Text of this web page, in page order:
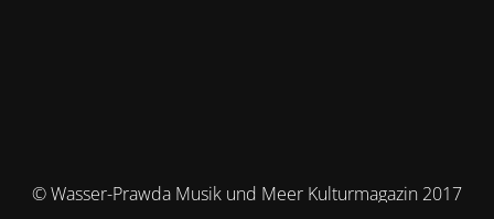
© Wasser-Prawda Musik und Meer Kulturmagazin 2017